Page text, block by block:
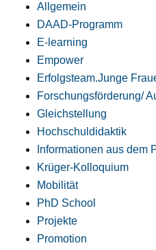
Allgemein
DAAD-Programm
E-learning
Empower
Erfolgsteam.Junge
Forschungsförderung/
Gleichstellung
Hochschuldidaktik
Informationen aus dem
Krüger-Kolloquium
Mobilität
PhD School
Projekte
Promotion